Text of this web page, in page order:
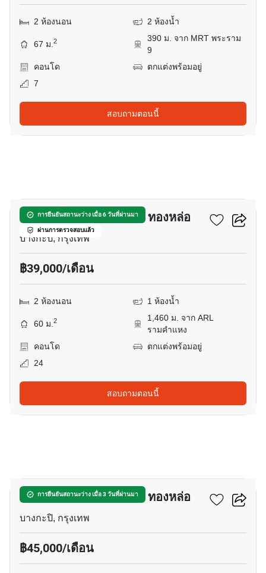
2 ห้องนอน 2 ห้องน้ำ
67 ม.2
390 ม. จาก MRT พระราม
9
คอนโด
ตกแต่งพร้อมอยู่
7
สอบถามตอนนี้
การยืนยันสถานะว่าง เมื่อ 6 วันที่ผ่านมา
ผ่านการตรวจสอบแล้ว
เดอะ แคปปิตอล เอกมัย - ทองหล่อ
บางกะปิ, กรุงเทพ
฿39,000/เดือน
2 ห้องนอน 1 ห้องน้ำ
60 ม.2
1,460 ม. จาก ARL
รามคำแหง
คอนโด
ตกแต่งพร้อมอยู่
24
สอบถามตอนนี้
การยืนยันสถานะว่าง เมื่อ 3 วันที่ผ่านมา
เดอะ แคปปิตอล เอกมัย - ทองหล่อ
บางกะปิ, กรุงเทพ
฿45,000/เดือน